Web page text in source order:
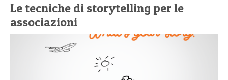
Le tecniche di storytelling per le
associazioni